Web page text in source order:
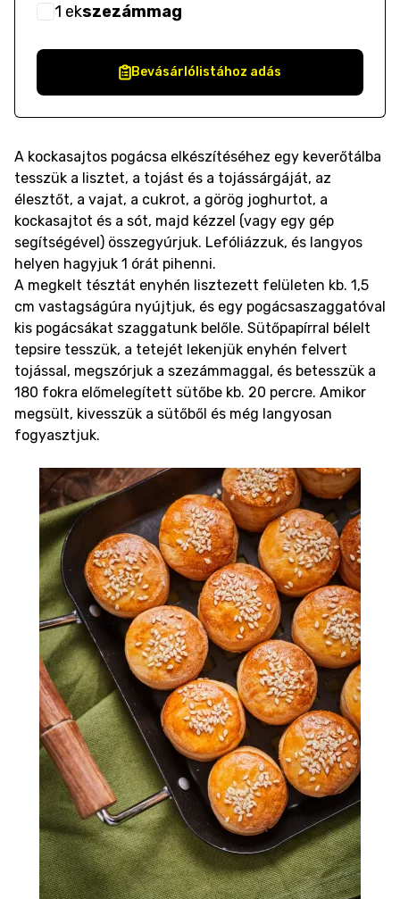
1 ekszezámmag
Bevásárlólistához adás
A kockasajtos pogácsa elkészítéséhez egy keverőtálba
tesszük a lisztet, a tojást és a tojássárgáját, az
élesztőt, a vajat, a cukrot, a görög joghurtot, a
kockasajtot és a sót, majd kézzel (vagy egy gép
segítségével) összegyúrjuk. Lefóliázzuk, és langyos
helyen hagyjuk 1 órát pihenni.
A megkelt tésztát enyhén lisztezett felületen kb. 1,5
cm vastagságúra nyújtjuk, és egy pogácsaszaggatóval
kis pogácsákat szaggatunk belőle. Sütőpapírral bélelt
tepsire tesszük, a tetejét lekenjük enyhén felvert
tojással, megszórjuk a szezámmaggal, és betesszük a
180 fokra előmelegített sütőbe kb. 20 percre. Amikor
megsült, kivesszük a sütőből és még langyosan
fogyasztjuk.